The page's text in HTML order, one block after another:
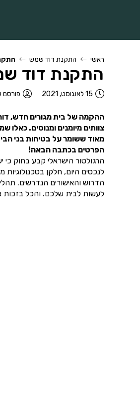
ראשי התקנת דוד שמש
התקנת דוד
15 לאוגוסט, 2021 פורסם
ההקמה של בית מגורים חדש,
צוותים מיומנים ומנוסים.
מאוד ששומר על בטיחות בני
הפרטים בכתבה הבאה!
הרגולטור הישראלי קבע בחוק
לנכסים היום, חלקן
הדרוש והאישורים הנדרשים.
לעשות לבית שלכם. והכל בזכות